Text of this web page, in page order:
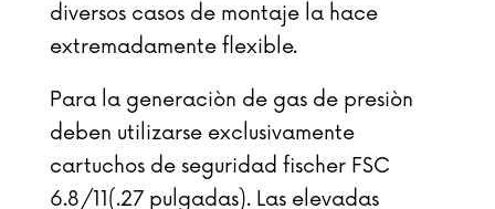
diversos casos de montaje la hace
extremadamente flexible.
Para la generaciòn de gas de presiòn
deben utilizarse exclusivamente
cartuchos de seguridad fischer FSC
6.8/11(.27 pulgadas). Las elevadas